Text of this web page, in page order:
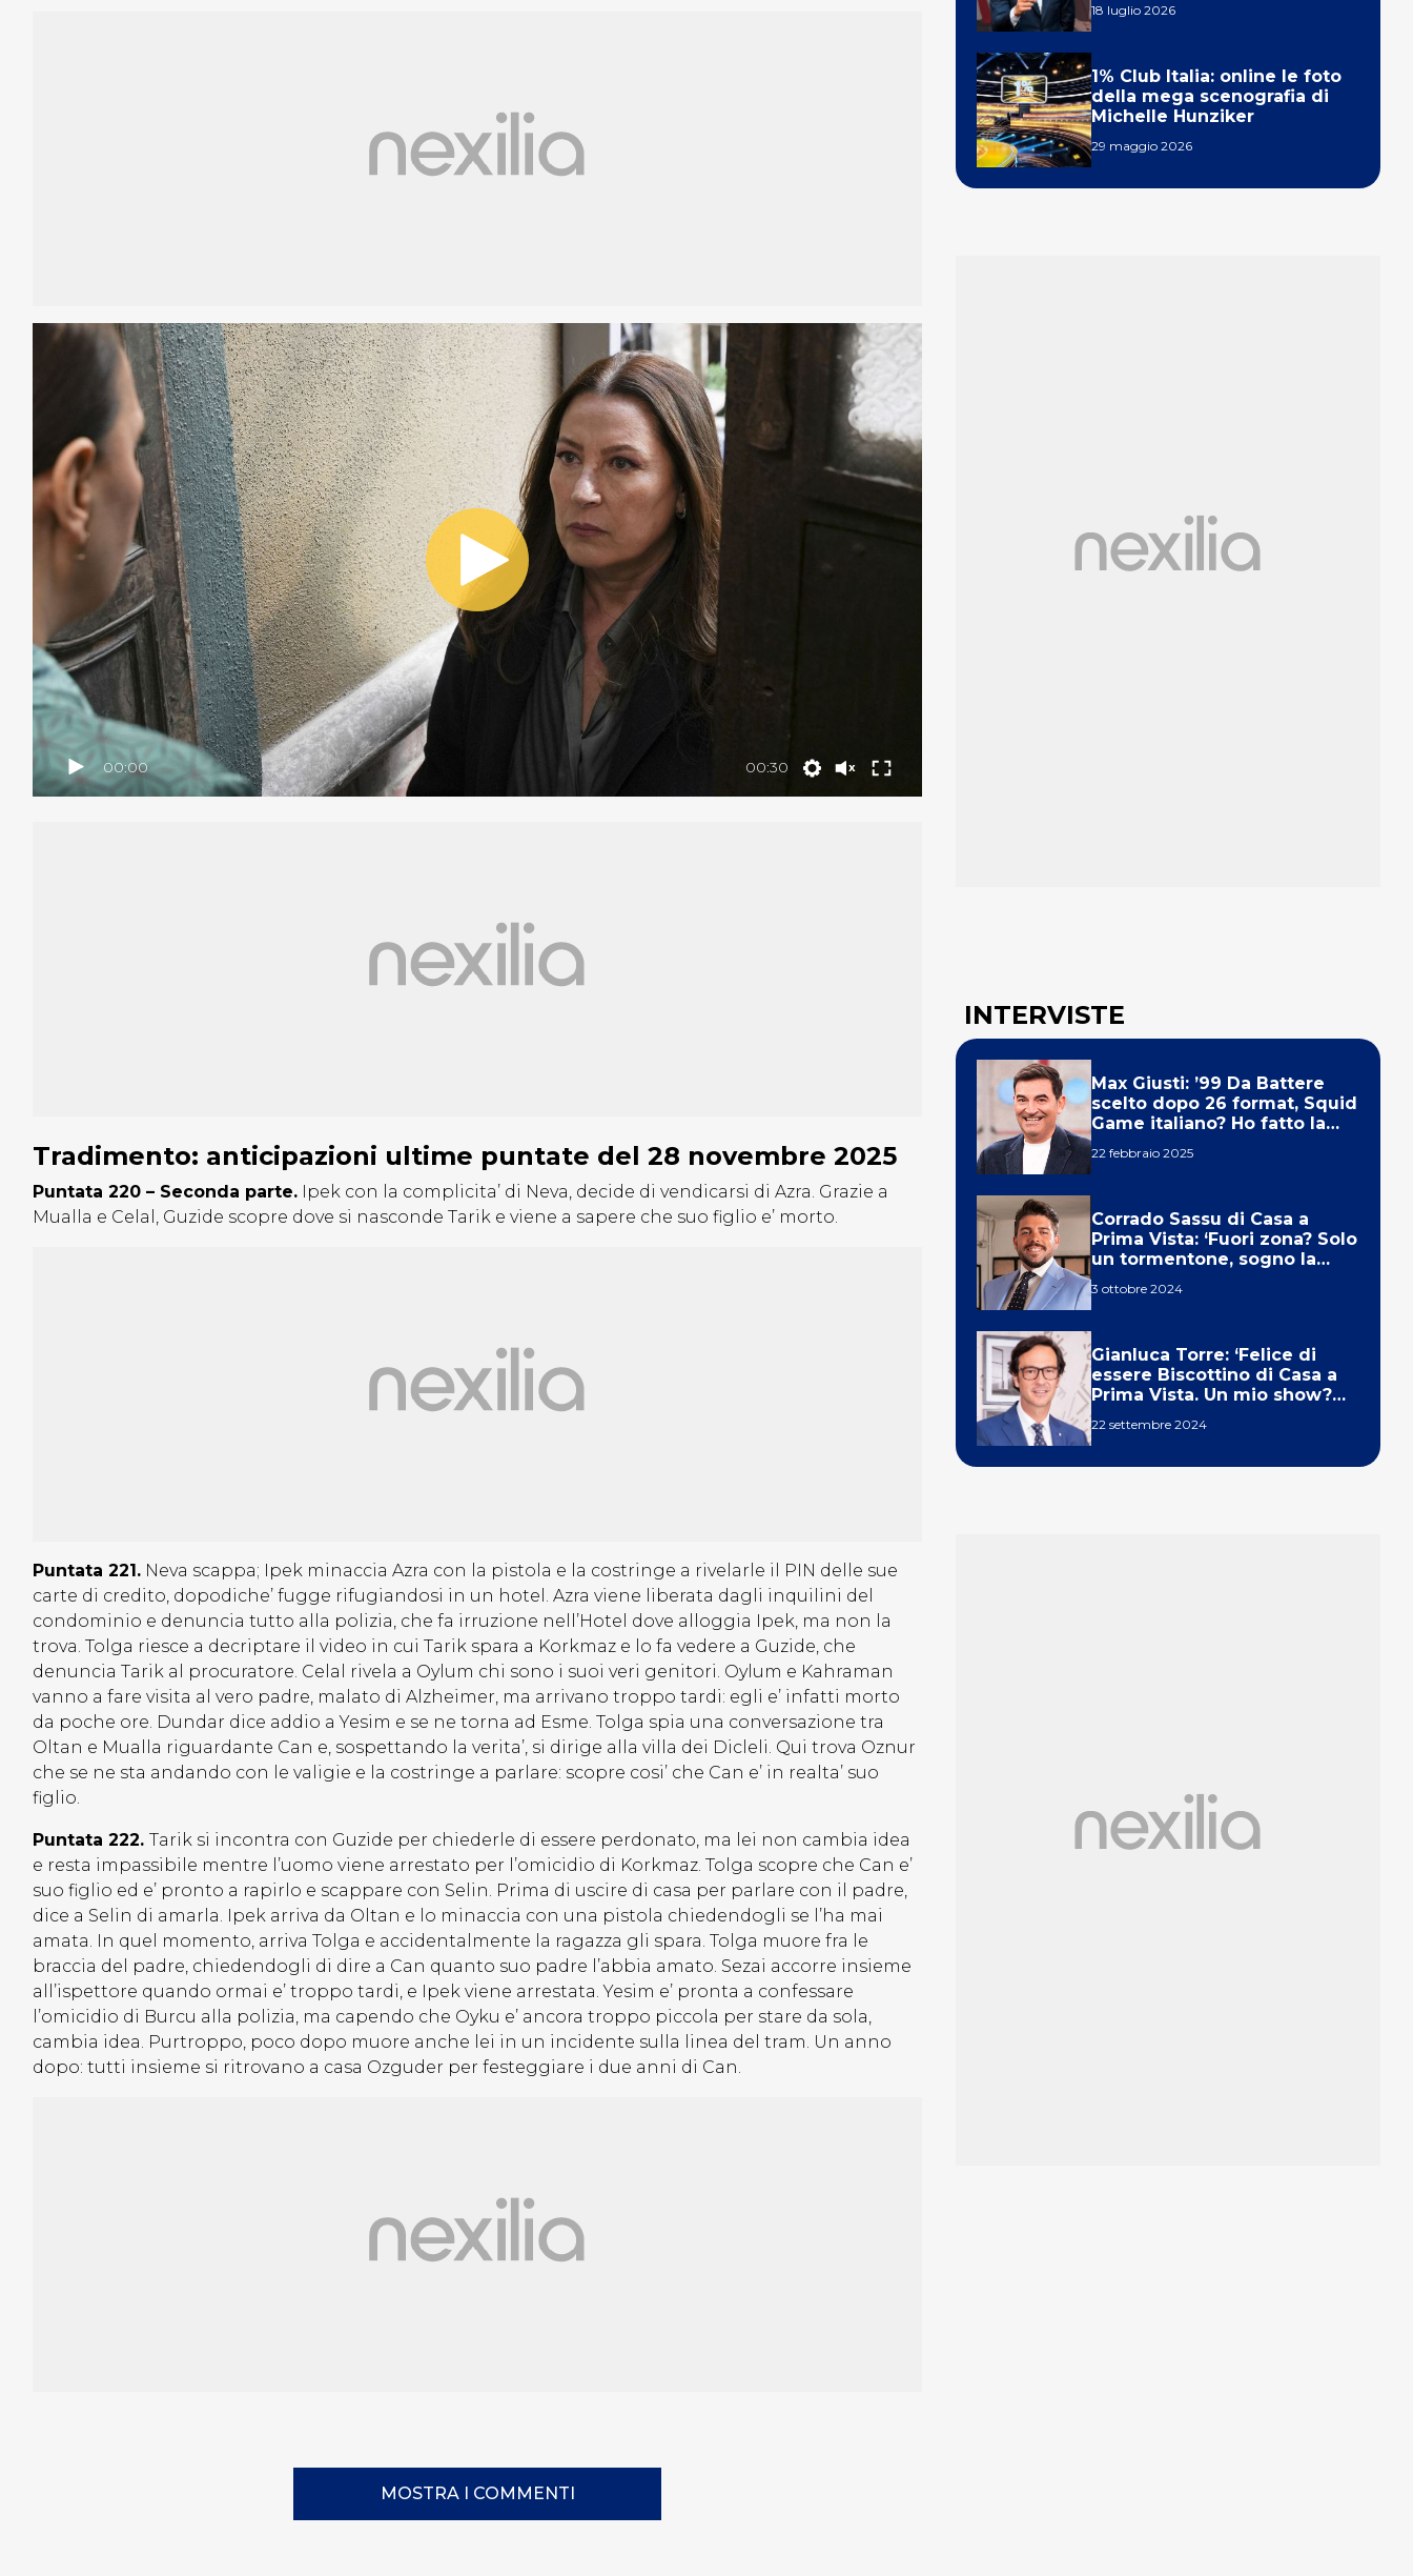
00:00 00:30
Tradimento: anticipazioni ultime puntate del 28 novembre 2025
Puntata 220 – Seconda parte. Ipek con la complicita’ di Neva, decide di vendicarsi di Azra. Grazie a
Mualla e Celal, Guzide scopre dove si nasconde Tarik e viene a sapere che suo figlio e’ morto.
Puntata 221. Neva scappa; Ipek minaccia Azra con la pistola e la costringe a rivelarle il PIN delle sue
carte di credito, dopodiche’ fugge rifugiandosi in un hotel. Azra viene liberata dagli inquilini del
condominio e denuncia tutto alla polizia, che fa irruzione nell’Hotel dove alloggia Ipek, ma non la
trova. Tolga riesce a decriptare il video in cui Tarik spara a Korkmaz e lo fa vedere a Guzide, che
denuncia Tarik al procuratore. Celal rivela a Oylum chi sono i suoi veri genitori. Oylum e Kahraman
vanno a fare visita al vero padre, malato di Alzheimer, ma arrivano troppo tardi: egli e’ infatti morto
da poche ore. Dundar dice addio a Yesim e se ne torna ad Esme. Tolga spia una conversazione tra
Oltan e Mualla riguardante Can e, sospettando la verita’, si dirige alla villa dei Dicleli. Qui trova Oznur
che se ne sta andando con le valigie e la costringe a parlare: scopre cosi’ che Can e’ in realta’ suo
figlio.
Puntata 222. Tarik si incontra con Guzide per chiederle di essere perdonato, ma lei non cambia idea
e resta impassibile mentre l’uomo viene arrestato per l’omicidio di Korkmaz. Tolga scopre che Can e’
suo figlio ed e’ pronto a rapirlo e scappare con Selin. Prima di uscire di casa per parlare con il padre,
dice a Selin di amarla. Ipek arriva da Oltan e lo minaccia con una pistola chiedendogli se l’ha mai
amata. In quel momento, arriva Tolga e accidentalmente la ragazza gli spara. Tolga muore fra le
braccia del padre, chiedendogli di dire a Can quanto suo padre l’abbia amato. Sezai accorre insieme
all’ispettore quando ormai e’ troppo tardi, e Ipek viene arrestata. Yesim e’ pronta a confessare
l’omicidio di Burcu alla polizia, ma capendo che Oyku e’ ancora troppo piccola per stare da sola,
cambia idea. Purtroppo, poco dopo muore anche lei in un incidente sulla linea del tram. Un anno
dopo: tutti insieme si ritrovano a casa Ozguder per festeggiare i due anni di Can.
MOSTRA I COMMENTI
18 luglio 2026
1% Club Italia: online le foto
della mega scenografia di
Michelle Hunziker
29 maggio 2026
INTERVISTE
Max Giusti: ’99 Da Battere
scelto dopo 26 format, Squid
Game italiano? Ho fatto la
22 febbraio 2025
Corrado Sassu di Casa a
Prima Vista: ‘Fuori zona? Solo
un tormentone, sogno la
3 ottobre 2024
Gianluca Torre: ‘Felice di
essere Biscottino di Casa a
Prima Vista. Un mio show?
22 settembre 2024